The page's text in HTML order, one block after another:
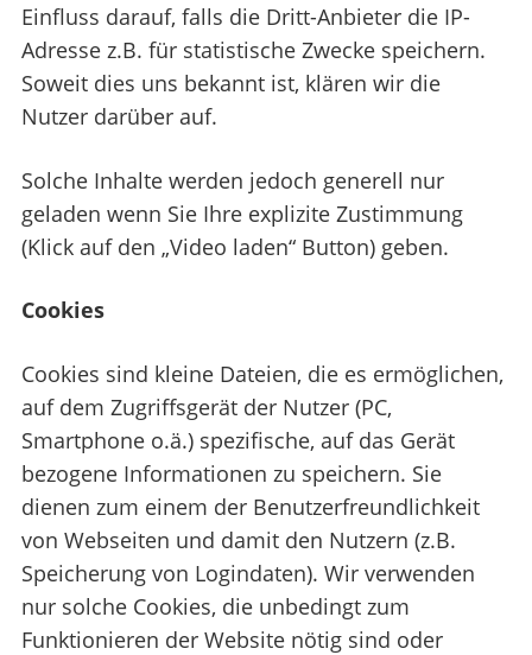
Einfluss darauf, falls die Dritt-Anbieter die IP-
Adresse z.B. für statistische Zwecke speichern.
Soweit dies uns bekannt ist, klären wir die
Nutzer darüber auf.
Solche Inhalte werden jedoch generell nur
geladen wenn Sie Ihre explizite Zustimmung
(Klick auf den „Video laden“ Button) geben.
Cookies
Cookies sind kleine Dateien, die es ermöglichen,
auf dem Zugriffsgerät der Nutzer (PC,
Smartphone o.ä.) spezifische, auf das Gerät
bezogene Informationen zu speichern. Sie
dienen zum einem der Benutzerfreundlichkeit
von Webseiten und damit den Nutzern (z.B.
Speicherung von Logindaten). Wir verwenden
nur solche Cookies, die unbedingt zum
Funktionieren der Website nötig sind oder